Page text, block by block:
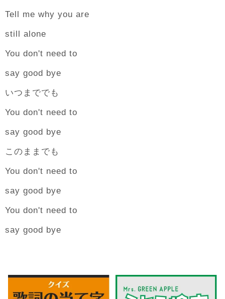
Tell me why you are
still alone
You don't need to
say good bye
いつまででも
You don't need to
say good bye
このままでも
You don't need to
say good bye
You don't need to
say good bye